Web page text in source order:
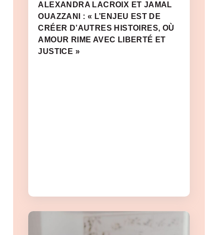
ALEXANDRA LACROIX ET JAMAL
OUAZZANI : « L’ENJEU EST DE
CRÉER D’AUTRES HISTOIRES, OÙ
AMOUR RIME AVEC LIBERTÉ ET
JUSTICE »